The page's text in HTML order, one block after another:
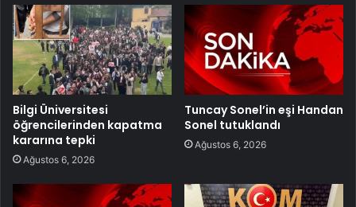
Bilgi Üniversitesi
öğrencilerinden kapatma
kararına tepki
Ağustos 6, 2026
Tuncay Sonel’in eşi Handan
Sonel tutuklandı
Ağustos 6, 2026